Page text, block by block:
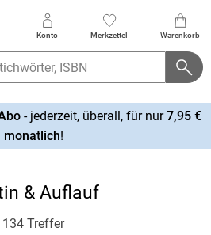
Konto Merkzettel Warenkorb
- jederzeit, überall, für nur7,95 €
monatlich!
& Auflauf
134 Treffer